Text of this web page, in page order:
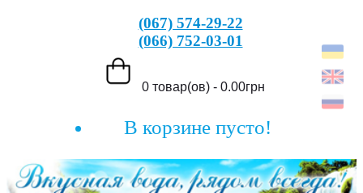
(067) 574-29-22
(066) 752-03-01
0 товар(ов) - 0.00грн
В корзине пусто!